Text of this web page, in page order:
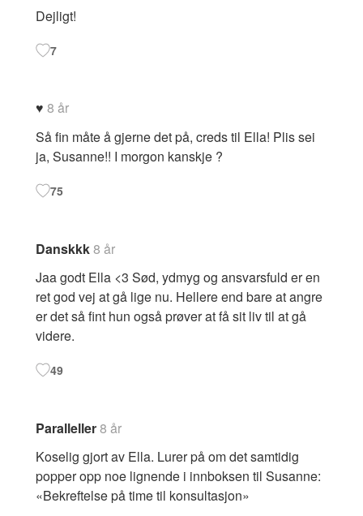
Dejligt!
7
♥️ 8 år
Så fin måte å gjerne det på, creds til Ella! Plis sei
ja, Susanne!! I morgon kanskje ?
75
Danskkk8 år
Jaa godt Ella <3 Sød, ydmyg og ansvarsfuld er en
ret god vej at gå lige nu. Hellere end bare at angre
er det så fint hun også prøver at få sit liv til at gå
videre.
49
Paralleller8 år
Koselig gjort av Ella. Lurer på om det samtidig
popper opp noe lignende i innboksen til Susanne:
«Bekreftelse på time til konsultasjon»